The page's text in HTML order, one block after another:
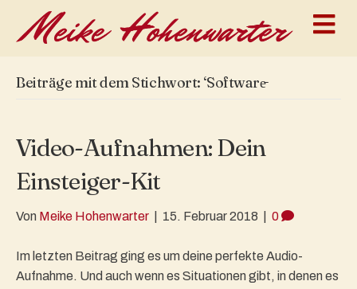
N
a
Beiträge mit dem Stichwort: ‘Software̵
Video-Aufnahmen: Dein
Einsteiger-Kit
Von Meike Hohenwarter 15. Februar 2018 0
Im letzten Beitrag ging es um deine perfekte Audio-
Aufnahme. Und auch wenn es Situationen gibt, in denen es